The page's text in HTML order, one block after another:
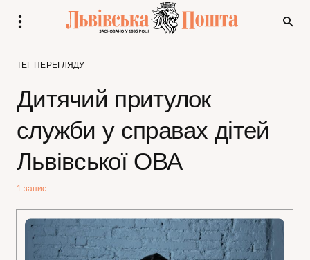
ТЕГ ПЕРЕГЛЯДУ
Дитячий притулок
служби у справах дітей
Львівської ОВА
1 запис